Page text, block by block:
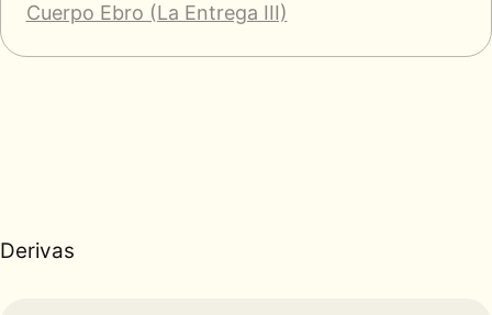
Cuerpo Ebro (La Entrega III)
Derivas